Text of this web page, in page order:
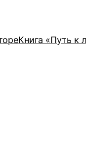
Книга «Путь